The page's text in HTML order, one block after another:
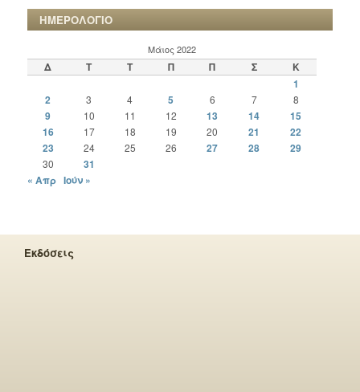
ΗΜΕΡΟΛΟΓΙΟ
Μάιος 2022
Δ Τ Τ Π Π Σ
Κ
1
2
3 4 5 6 7 8
9 10 11 12 13 14
15
16
17 18 19 20 21
22
23
24 25 26 27 28 29
30
31
« Απρ Ιούν »
Εκδόσεις